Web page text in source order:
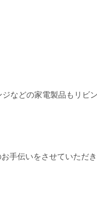
などの家電製品もリビ
手伝いをさせていただ